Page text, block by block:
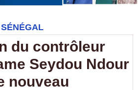
du contrôleur
Seydou Ndour
nouveau